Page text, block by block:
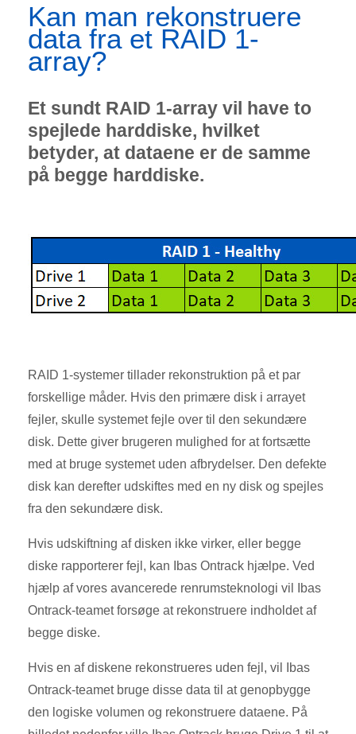
Kan man rekonstruere
data fra et RAID 1-
array?
Et sundt RAID 1-array vil have to
spejlede harddiske, hvilket
betyder, at dataene er de samme
på begge harddiske.
RAID 1-systemer tillader rekonstruktion på et par
forskellige måder. Hvis den primære disk i arrayet
fejler, skulle systemet fejle over til den sekundære
disk. Dette giver brugeren mulighed for at fortsætte
med at bruge systemet uden afbrydelser. Den defekte
disk kan derefter udskiftes med en ny disk og spejles
fra den sekundære disk.
Hvis udskiftning af disken ikke virker, eller begge
diske rapporterer fejl, kan Ibas Ontrack hjælpe. Ved
hjælp af vores avancerede renrumsteknologi vil Ibas
Ontrack-teamet forsøge at rekonstruere indholdet af
begge diske.
Hvis en af ​​diskene rekonstrueres uden fejl, vil Ibas
Ontrack-teamet bruge disse data til at genopbygge
den logiske volumen og rekonstruere dataene. På